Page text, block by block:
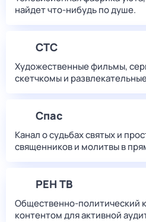
найдет что‑нибудь по душе.
СТС
Художественные фильмы,
скетчкомы и
Спас
Канал о судьбах святых и
священников и молитвы в
РЕН ТВ
Общественно-политический
контентом для активной